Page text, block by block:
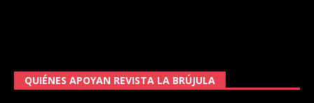
QUIÉNES APOYAN REVISTA LA BRÚJULA